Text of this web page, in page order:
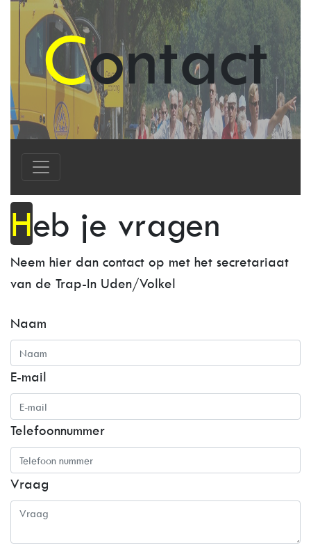
Contact
Heb je vragen
Neem hier dan contact op met het secretariaat
van de Trap-In Uden/Volkel
Naam
E-mail
Telefoonnummer
Vraag